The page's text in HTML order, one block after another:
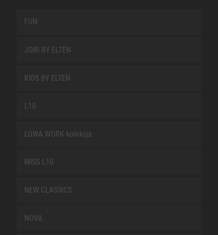
FUN
JORI BY ELTEN
KIDS BY ELTEN
L10
LOWA WORK kolekcja
MISS L10
NEW CLASSICS
NOVA